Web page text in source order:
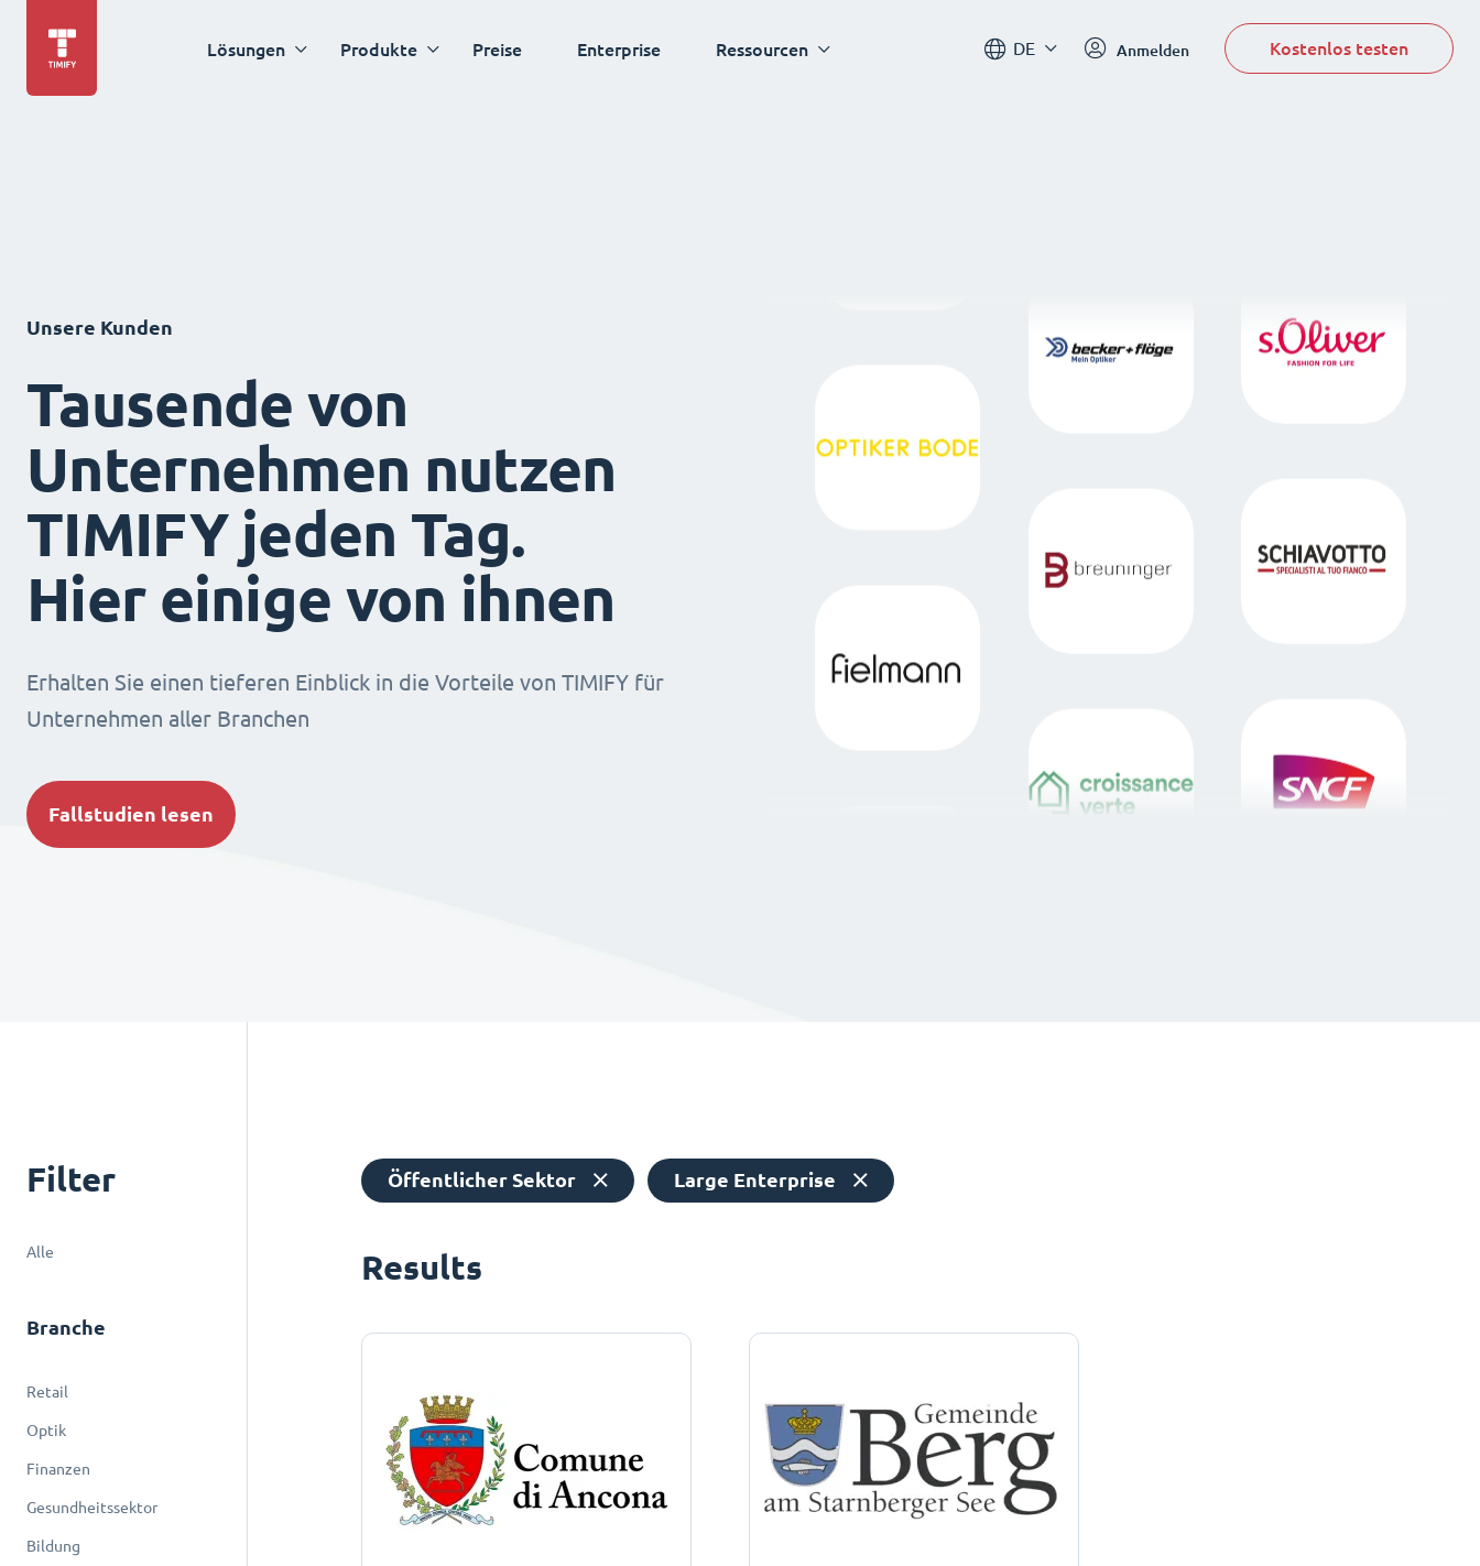
Lösungen Produkte Preise Enterprise Ressourcen DE Anmelden Kostenlos testen
Unsere Kunden
Tausende von
Unternehmen nutzen
TIMIFY jeden Tag.
Hier einige von ihnen
Erhalten Sie einen tieferen Einblick in die Vorteile von TIMIFY für
Unternehmen aller Branchen
Fallstudien lesen
Filter
Alle
Branche
Retail
Optik
Finanzen
Gesundheitssektor
Bildung
Öffentlicher Sektor Large Enterprise
Results